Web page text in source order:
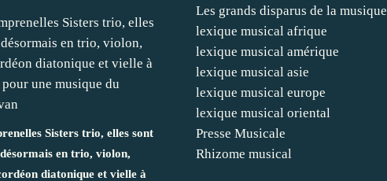
Sisters trio, elles sont
désormais en trio, violon,
diatonique et vielle à
Les grands disparus de la
lexique musical afrique
lexique musical amérique
lexique musical asie
lexique musical europe
lexique musical oriental
Presse Musicale
Rhizome musical